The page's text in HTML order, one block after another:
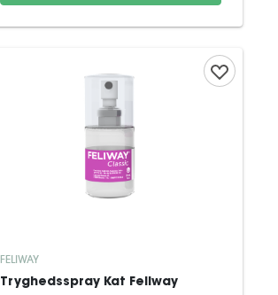
FELIWAY
Tryghedsspray Kat Feliway